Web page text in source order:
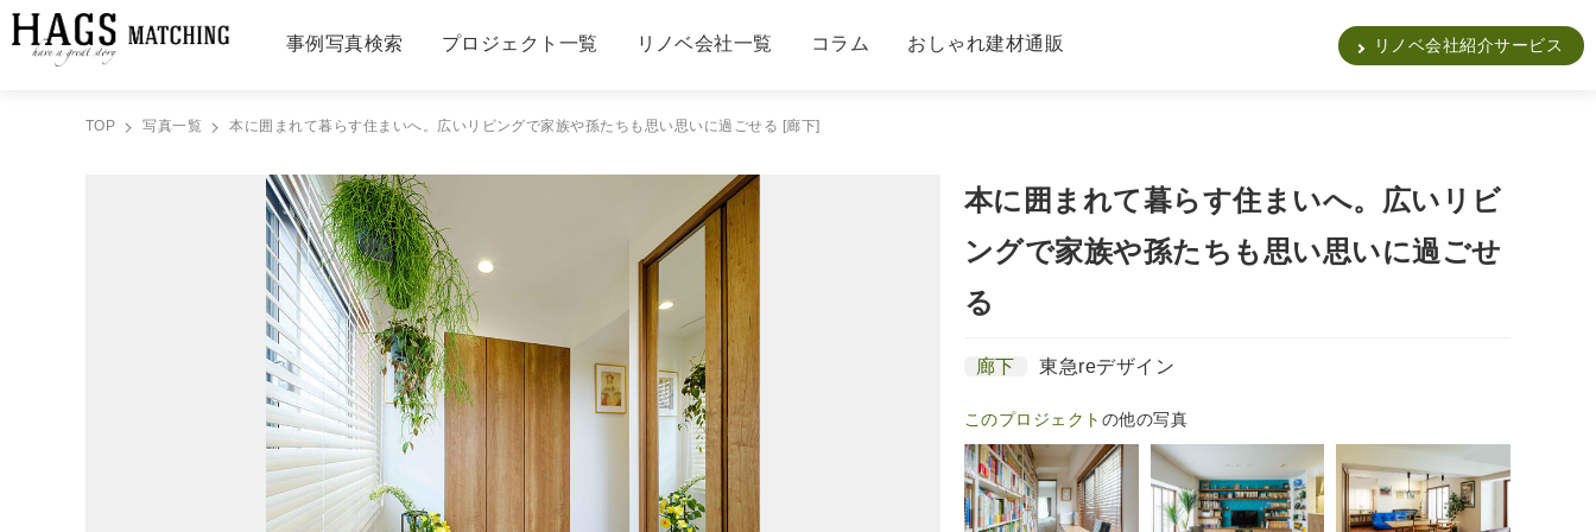
事例写真検索 プロジェクト一覧 リノベ会社一覧 コラム おしゃれ建材通販 リノベ会社紹介サービス
TOP 写真一覧 本に囲まれて暮らす住まいへ。広いリビングで家族や孫たちも思い思いに過ごせる [廊下]
本に囲まれて暮らす住まいへ。広いリビ
ングで家族や孫たちも思い思いに過ごせ
る
廊下 東急reデザイン
このプロジェクト の他の写真